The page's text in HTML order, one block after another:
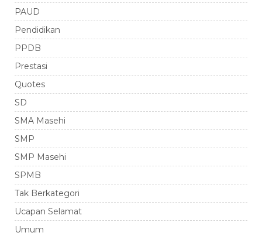
PAUD
Pendidikan
PPDB
Prestasi
Quotes
SD
SMA Masehi
SMP
SMP Masehi
SPMB
Tak Berkategori
Ucapan Selamat
Umum